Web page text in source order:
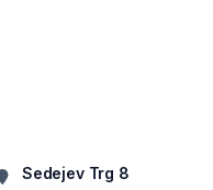
Sedejev Trg 8